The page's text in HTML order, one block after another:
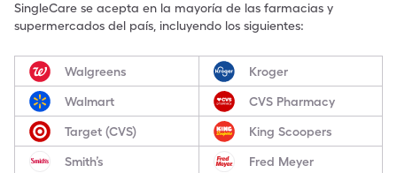
SingleCare se acepta en la mayoría de las farmacias y
supermercados del país, incluyendo los siguientes:
Walgreens Kroger
Walmart CVS Pharmacy
Target (CVS) King Scoopers
Smith’s Fred Meyer